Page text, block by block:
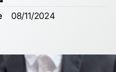
08/11/2024